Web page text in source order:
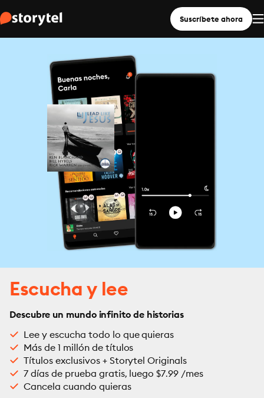
Suscríbete ahora
Escucha y lee
Descubre un mundo infinito de historias
Lee y escucha todo lo que quieras
Más de 1 millón de títulos
Títulos exclusivos + Storytel Originals
7 días de prueba gratis, luego $7.99 /mes
Cancela cuando quieras